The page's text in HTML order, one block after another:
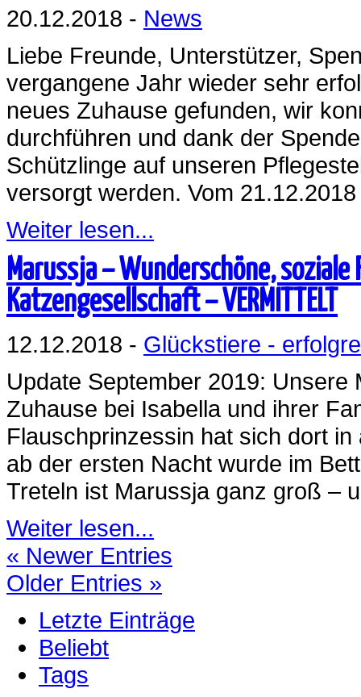
20.12.2018 - News
Liebe Freunde, Unterstützer,
vergangene Jahr wieder sehr
neues Zuhause gefunden, wir
durchführen und dank der
Schützlinge auf unseren
versorgt werden. Vom
Weiter lesen...
Marussja – Wunderschöne,
Katzengesellschaft – VERMITTELT
12.12.2018 - Glückstiere -
Update September 2019:
Zuhause bei Isabella und ihrer
Flauschprinzessin hat sich dort
ab der ersten Nacht wurde im
Treteln ist Marussja ganz groß –
Weiter lesen...
« Newer Entries
Older Entries »
Letzte Einträge
Beliebt
Tags